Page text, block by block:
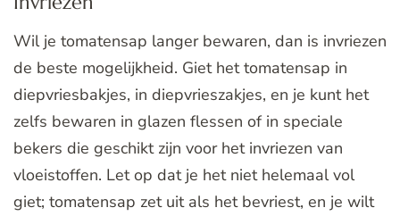
Wil je tomatensap langer bewaren, dan is invriezen
de beste mogelijkheid. Giet het tomatensap in
diepvriesbakjes, in diepvrieszakjes, en je kunt het
zelfs bewaren in glazen flessen of in speciale
bekers die geschikt zijn voor het invriezen van
vloeistoffen. Let op dat je het niet helemaal vol
giet; tomatensap zet uit als het bevriest, en je wilt